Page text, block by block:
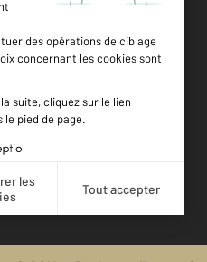
est notée
Location